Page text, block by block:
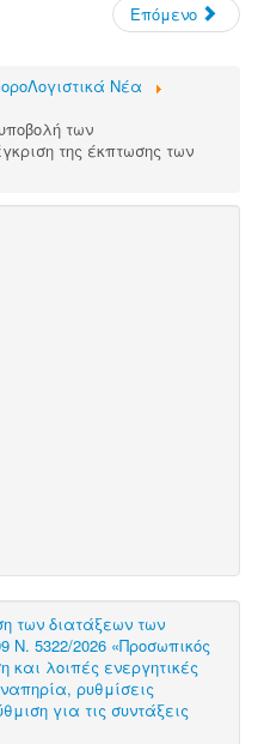
Επόμενο
Νέα
των
της έκπτωσης των
των διατάξεων των
Ν. 5322/2026 «Προσωπικός
λοιπές ενεργητικές
ρυθμίσεις
για τις συντάξεις